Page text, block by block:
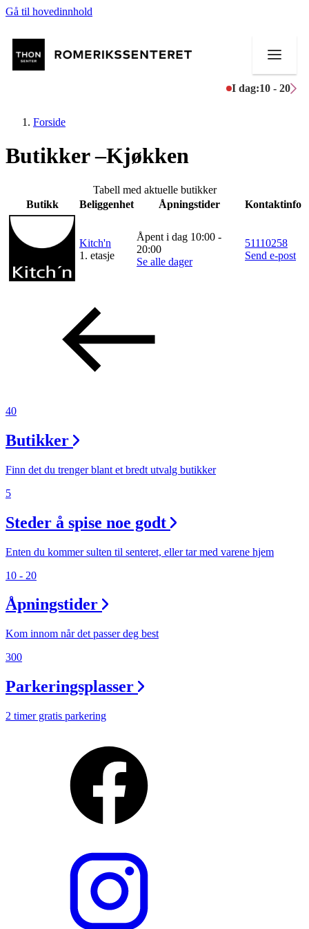
Gå til hovedinnhold
I dag:10 - 20
Mat og drikke
Helse
Aktiviteter
Inspirasjon
Åpningstider
Praktisk informasjon
Magasin
Finn frem
Forside
Butikker –Kjøkken
Tabell med aktuelle butikker
Butikk
Beliggenhet Åpningstider Kontaktinfo
Kitch'n
1. etasje
Åpent i dag 10:00 -
20:00
Se alle dager
51110258
Send e-post
40
Butikker
Finn det du trenger blant et bredt utvalg butikker
5
Steder å spise noe godt
Enten du kommer sulten til senteret, eller tar med varene hjem
10 - 20
Åpningstider
Kom innom når det passer deg best
300
Parkeringsplasser
2 timer gratis parkering